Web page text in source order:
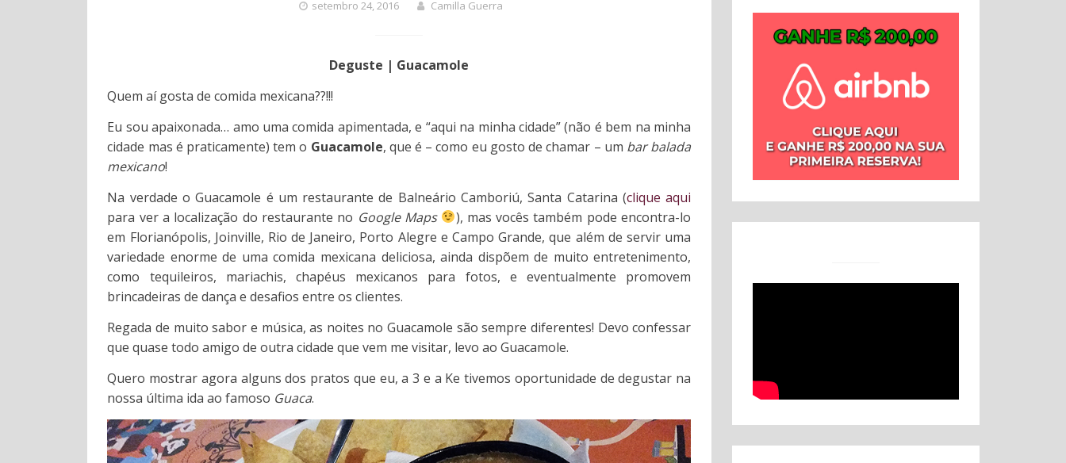
setembro 24, 2016 Camilla Guerra
Deguste | Guacamole
Quem aí gosta de comida mexicana??!!!
Eu sou apaixonada… amo uma comida apimentada, e “aqui na minha cidade” (não é bem na minha
cidade mas é praticamente) tem o Guacamole, que é – como eu gosto de chamar – um bar balada
mexicano!
Na verdade o Guacamole é um restaurante de Balneário Camboriú, Santa Catarina (clique aqui
para ver a localização do restaurante no Google Maps
), mas vocês também pode encontra-lo
em Florianópolis, Joinville, Rio de Janeiro, Porto Alegre e Campo Grande, que além de servir uma
variedade enorme de uma comida mexicana deliciosa, ainda dispõem de muito entretenimento,
como tequileiros, mariachis, chapéus mexicanos para fotos, e eventualmente promovem
brincadeiras de dança e desafios entre os clientes.
Regada de muito sabor e música, as noites no Guacamole são sempre diferentes! Devo confessar
que quase todo amigo de outra cidade que vem me visitar, levo ao Guacamole.
Quero mostrar agora alguns dos pratos que eu, a 3 e a Ke tivemos oportunidade de degustar na
nossa última ida ao famoso Guaca.